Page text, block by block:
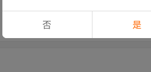
否 是